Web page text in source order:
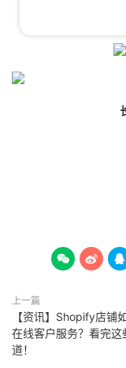
  
上一篇
【资讯】Shopify店铺
在线客户服务？看完这
道！